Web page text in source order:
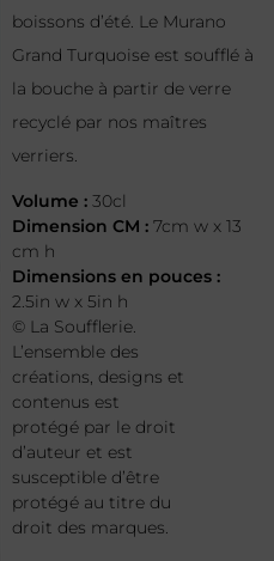
boissons d’été. Le Murano
Grand Turquoise est soufflé à
la bouche à partir de verre
recyclé par nos maîtres
verriers.
Volume : 30cl
Dimension CM : 7cm w x 13
cm h
Dimensions en pouces :
2.5in w x 5in h
© La Soufflerie.
L’ensemble des
créations, designs et
contenus est
protégé par le droit
d’auteur et est
susceptible d’être
protégé au titre du
droit des marques.